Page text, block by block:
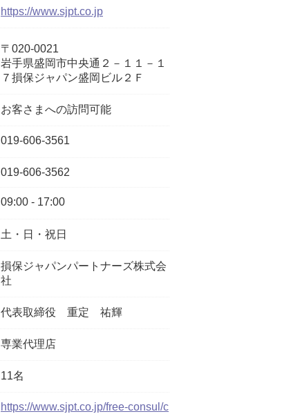
https://www.sjpt.co.jp
〒020-0021
岩手県盛岡市中央通２－１１－１
７損保ジャパン盛岡ビル２Ｆ
お客さまへの訪問可能
019-606-3561
019-606-3562
09:00 - 17:00
土・日・祝日
損保ジャパンパートナーズ株式会
社
代表取締役 重定 祐輝
専業代理店
11名
https://www.sjpt.co.jp/free-consul/c